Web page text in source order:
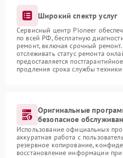
Широкий спектр услуг
Сервисный центр Pioneer
по всей РФ, бесплатную
ремонт, включая срочный
отслеживать статус ремонта
предоставляется
продления срока службы техники
Оригинальные
безопасное
Использование официальных
аккуратная работа с
резервное копирование,
восстановление информации